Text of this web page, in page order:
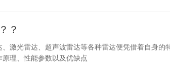
？
激光雷达、超声波雷达等各种雷达便凭借着自身的
理、性能参数以及优缺点